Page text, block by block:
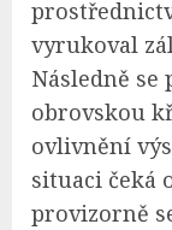
vyrukoval
Následně
obrovskou
ovlivnění
situaci čeká
provizorně